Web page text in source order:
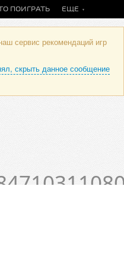
ПОИГРАТЬ ЕЩЕ
сервис рекомендаций игр
скрыть данное сообщение